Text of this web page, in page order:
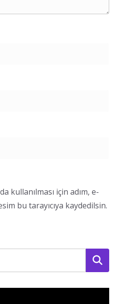
kullanılması için adım, e-
bu tarayıcıya kaydedilsin.
Ara